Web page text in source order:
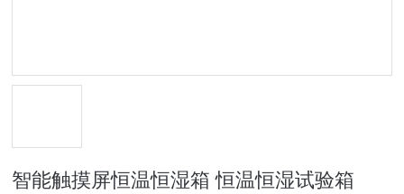
智能触摸屏恒温恒湿箱 恒温恒湿试验箱